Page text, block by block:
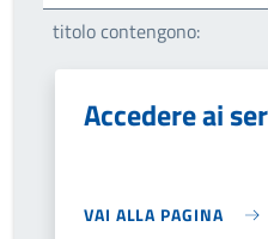
titolo contengono:
Accedere ai
VAI ALLA PAGINA